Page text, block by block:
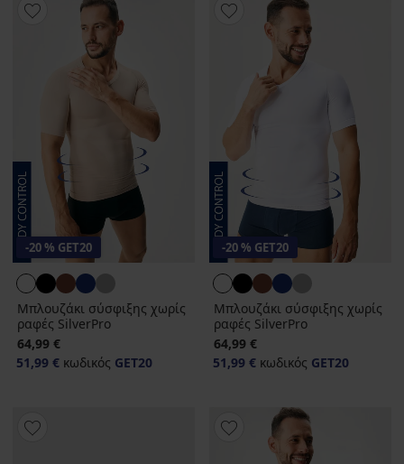
-20 % GET20
Μπλουζάκι σύσφιξης χωρίς
ραφές SilverPro
64,99 €
51,99 € κωδικός GET20
-20 % GET20
Μπλουζάκι σύσφιξης χωρίς
ραφές SilverPro
64,99 €
51,99 € κωδικός GET20